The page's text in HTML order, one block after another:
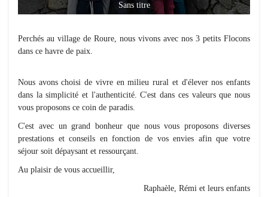
Sans titre
Perchés au village de Roure, nous vivons avec nos 3 petits Flocons
dans ce havre de paix.
Nous avons choisi de vivre en milieu rural et d'élever nos enfants
dans la simplicité et l'authenticité. C'est dans ces valeurs que nous
vous proposons ce coin de paradis.
C'est avec un grand bonheur que nous vous proposons diverses
prestations et conseils en fonction de vos envies afin que votre
séjour soit dépaysant et ressourçant.
Au plaisir de vous accueillir,
Raphaèle, Rémi et leurs enfants